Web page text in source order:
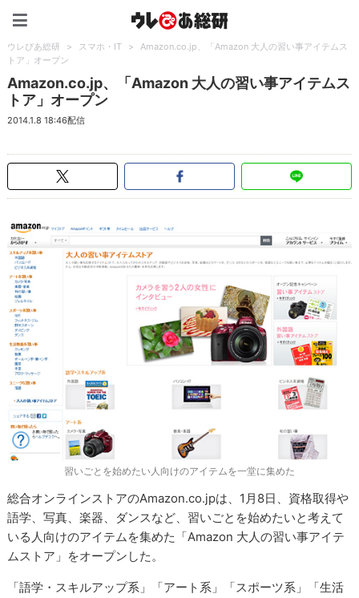
ウレぴあ総研 > スマホ・IT >
Amazon.co.jp、「Amazon 大人の習い事アイテムス
トア」オープン
Amazon.co.jp、「Amazon 大人の習い事アイテムス
トア」オープン
2014.1.8 18:46配信
習いごとを始めたい人向けのアイテムを一堂に集めた
総合オンラインストアのAmazon.co.jpは、1月8日、資格取得や
語学、写真、楽器、ダンスなど、習いごとを始めたいと考えて
いる人向けのアイテムを集めた「Amazon 大人の習い事アイテ
ムストア」をオープンした。
「語学・スキルアップ系」「アート系」「スポーツ系」「生活